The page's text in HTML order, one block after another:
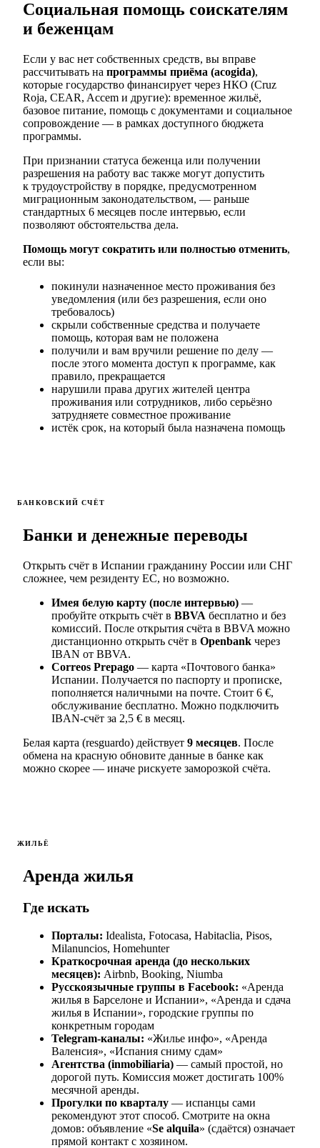
Социальная помощь соискателям
и беженцам
Если у вас нет собственных средств, вы вправе
рассчитывать на программы приёма (acogida),
которые государство финансирует через НКО (Cruz
Roja, CEAR, Accem и другие): временное жильё,
базовое питание, помощь с документами и социальное
сопровождение — в рамках доступного бюджета
программы.
При признании статуса беженца или получении
разрешения на работу вас также могут допустить
к трудоустройству в порядке, предусмотренном
миграционным законодательством, — раньше
стандартных 6 месяцев после интервью, если
позволяют обстоятельства дела.
Помощь могут сократить или полностью отменить,
если вы:
покинули назначенное место проживания без
уведомления (или без разрешения, если оно
требовалось)
скрыли собственные средства и получаете
помощь, которая вам не положена
получили и вам вручили решение по делу —
после этого момента доступ к программе, как
правило, прекращается
нарушили права других жителей центра
проживания или сотрудников, либо серьёзно
затрудняете совместное проживание
истёк срок, на который была назначена помощь
БАНКОВСКИЙ СЧЁТ
Банки и денежные переводы
Открыть счёт в Испании гражданину России или СНГ
сложнее, чем резиденту ЕС, но возможно.
Имея белую карту (после интервью) —
пробуйте открыть счёт в BBVA бесплатно и без
комиссий. После открытия счёта в BBVA можно
дистанционно открыть счёт в Openbank через
IBAN от BBVA.
Correos Prepago — карта «Почтового банка»
Испании. Получается по паспорту и прописке,
пополняется наличными на почте. Стоит 6 €,
обслуживание бесплатно. Можно подключить
IBAN-счёт за 2,5 € в месяц.
Белая карта (resguardo) действует 9 месяцев. После
обмена на красную обновите данные в банке как
можно скорее — иначе рискуете заморозкой счёта.
ЖИЛЬЁ
Аренда жилья
Где искать
Порталы: Idealista, Fotocasa, Habitaclia, Pisos,
Milanuncios, Homehunter
Краткосрочная аренда (до нескольких
месяцев): Airbnb, Booking, Niumba
Русскоязычные группы в Facebook: «Аренда
жилья в Барселоне и Испании», «Аренда и сдача
жилья в Испании», городские группы по
конкретным городам
Telegram-каналы: «Жилье инфо», «Аренда
Валенсия», «Испания сниму сдам»
Агентства (inmobiliaria) — самый простой, но
дорогой путь. Комиссия может достигать 100%
месячной аренды.
Прогулки по кварталу — испанцы сами
рекомендуют этот способ. Смотрите на окна
домов: объявление «Se alquila» (сдаётся) означает
прямой контакт с хозяином.